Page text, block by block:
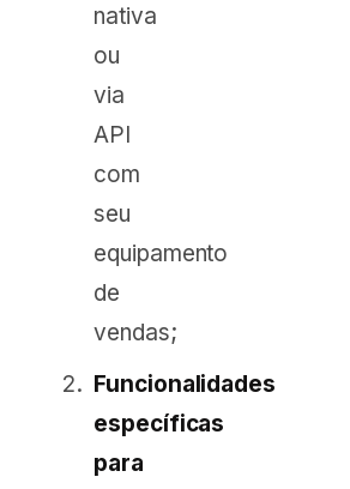
nativa
ou
via
API
com
seu
equipamento
de
vendas;
Funcionalidades
específicas
para